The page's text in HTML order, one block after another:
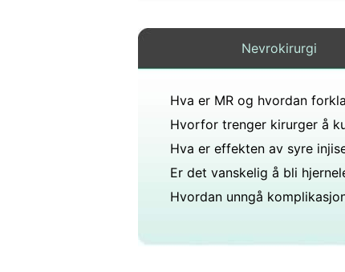
Nevrokirurgi
Er det vanskelig å bli